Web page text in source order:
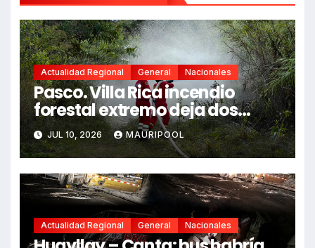
Actualidad Regional General Nacionales
Pasco. Villa Rica incendio
forestal extremo deja dos
fallecidos y heridos
JUL 10, 2026 MAURIPOOL
Actualidad Regional General Nacionales